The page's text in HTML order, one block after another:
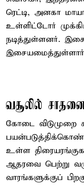
ரெட்டி, அனகா
உள்ளிட்டோர்
நடித்துள்ளனர்.
வசூலில்
கோடை விடுமுறை
பயன்படுத்திக்கொண்ட
உள்ள
ஆதரவை பெற்று
வாரங்களுக்குப்